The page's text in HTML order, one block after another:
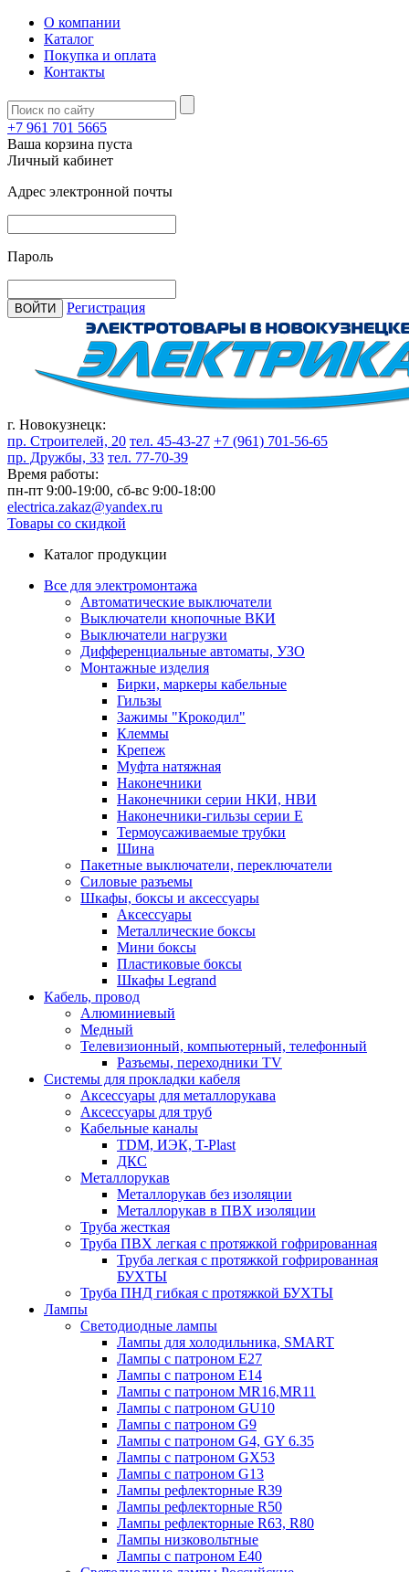
О компании
Каталог
Покупка и оплата
Контакты
+7 961 701 5665
Ваша корзина пуста
Личный кабинет
Адрес электронной почты
Пароль
ВОЙТИ Регистрация
г. Новокузнецк:
пр. Строителей, 20 тел. 45-43-27 +7 (961) 701-56-65
пр. Дружбы, 33 тел. 77-70-39
Время работы:
пн-пт 9:00-19:00, сб-вс 9:00-18:00
electrica.zakaz@yandex.ru
Товары со скидкой
Каталог продукции
Все для электромонтажа
Автоматические выключатели
Выключатели кнопочные ВКИ
Выключатели нагрузки
Дифференциальные автоматы, УЗО
Монтажные изделия
Бирки, маркеры кабельные
Гильзы
Зажимы "Крокодил"
Клеммы
Крепеж
Муфта натяжная
Наконечники
Наконечники серии НКИ, НВИ
Наконечники-гильзы серии Е
Термоусаживаемые трубки
Шина
Пакетные выключатели, переключатели
Силовые разъемы
Шкафы, боксы и аксессуары
Аксессуары
Металлические боксы
Мини боксы
Пластиковые боксы
Шкафы Legrand
Кабель, провод
Алюминиевый
Медный
Телевизионный, компьютерный, телефонный
Разъемы, переходники TV
Системы для прокладки кабеля
Аксессуары для металлорукава
Аксессуары для труб
Кабельные каналы
TDM, ИЭК, T-Plast
ДКС
Металлорукав
Металлорукав без изоляции
Металлорукав в ПВХ изоляции
Труба жесткая
Труба ПВХ легкая с протяжкой гофрированная
Труба легкая с протяжкой гофрированная
БУХТЫ
Труба ПНД гибкая с протяжкой БУХТЫ
Лампы
Светодиодные лампы
Лампы для холодильника, SMART
Лампы с патроном E27
Лампы с патроном Е14
Лампы с патроном MR16,MR11
Лампы с патроном GU10
Лампы с патроном G9
Лампы с патроном G4, GY 6.35
Лампы с патроном GX53
Лампы с патроном G13
Лампы рефлекторные R39
Лампы рефлекторные R50
Лампы рефлекторные R63, R80
Лампы низковольтные
Лампы с патроном Е40